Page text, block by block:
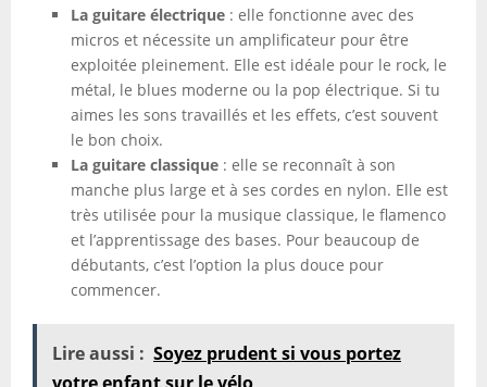
La guitare électrique : elle fonctionne avec des
micros et nécessite un amplificateur pour être
exploitée pleinement. Elle est idéale pour le rock, le
métal, le blues moderne ou la pop électrique. Si tu
aimes les sons travaillés et les effets, c’est souvent
le bon choix.
La guitare classique : elle se reconnaît à son
manche plus large et à ses cordes en nylon. Elle est
très utilisée pour la musique classique, le flamenco
et l’apprentissage des bases. Pour beaucoup de
débutants, c’est l’option la plus douce pour
commencer.
Lire aussi : Soyez prudent si vous portez